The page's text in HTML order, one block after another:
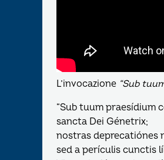
L’invocazione “Sub
“Sub tuum praesídium
sancta Dei Génetrix;
nostras deprecatiónes
sed a perículis cunctis